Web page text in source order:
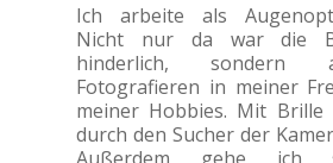
Ich arbeite als
Nicht nur da war die
hinderlich, sondern
Fotografieren in meiner
meiner Hobbies. Mit Brille
durch den Sucher der